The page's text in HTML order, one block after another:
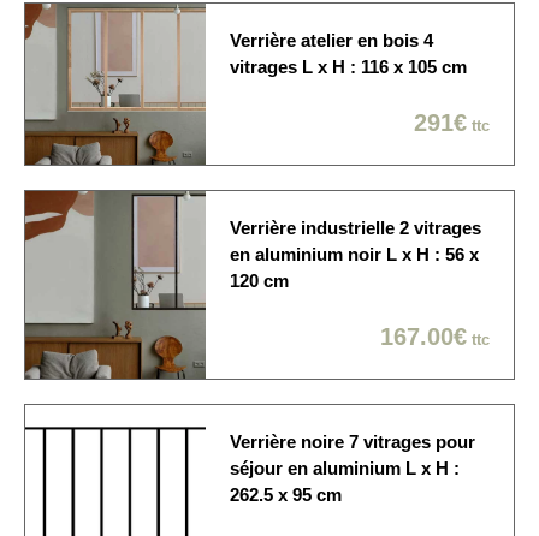
Modes de livraison
Economique / Choix du
jour
journée / créneau de 2
votre choix
Verrière atelier en bois 4
vitrages L x H : 116 x 105 cm
291€ ttc
Verrière industrielle 2 vitrages
en aluminium noir L x H : 56 x
120 cm
167.00€ ttc
Verrière noire 7 vitrages pour
séjour en aluminium L x H :
262.5 x 95 cm